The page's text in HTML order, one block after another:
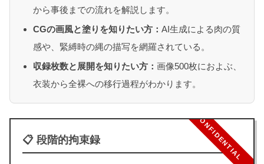
から事後までの流れを解説します。
CGの画風と塗りを知りたい方：AI生成による肉の質
感や、緊縛時の縄の描写を網羅されている。
収録枚数と展開を知りたい方： 画像500枚におよぶ、
衣装から全裸への移行過程がわかります。
CONFIDENTIAL
📋 段階的拘束録